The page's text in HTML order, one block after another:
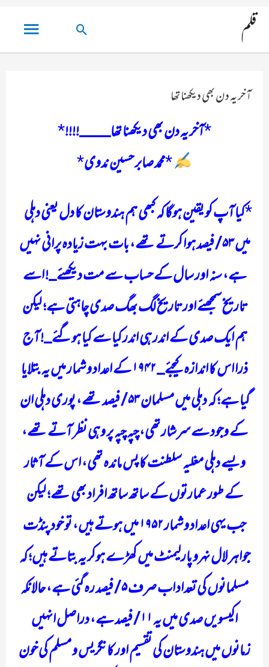
قلم
مین
مینو
تلاش
کریں۔
آخر یہ دن بھی دیکھنا تھا
*آخر یہ دن بھی دیکھنا تھا____!!!!*
*محمد صابر حسین ندوی*
کیا آپ کو یقین ہوگا کہ کبھی ہم ہندوستان کا دل یعنی دہلی
میں ۵۳/ فیصد ہوا کرتے تھے، بات بہت زیادہ پرانی نہیں
ہے، سنہ اور سال کے حساب سے مت دیکھئے_! اسے
تاریخ سمجھئے اور تاریخ لگ بھگ صدی چاہتی ہے؛ لیکن
ہم ایک صدی کے اندر ہی اندر کیا سے کیا ہوگئے_! آج
ذرا اس کا اندازہ کیجئے_ ۱۹۴۲ کے اعداد و شمار میں یہ بتلایا
گیا ہے؛ کہ دہلی میں مسلمان ۵۳/ فیصد تھے، پوری دہلی ان
کے وجود سے سرشار تھی، چپہ چپہ پر وہی نظر آتے تھے،
ویسے دہلی مغلیہ سلطنت کا پس ماندہ تھی، اس کے آثار
کے طور عمارتوں کے ساتھ ساتھ افراد بھی تھے؛ لیکن
جب یہی اعداد و شمار ۱۹۵۲ میں ہوتے ہیں، تو خود پنڈت
جواہر لال نہرو پارلیمنٹ میں کھڑے ہوکر یہ بتاتے ہیں؛ کہ
مسلمانوں کی تعداد اب صرف ۵/ فیصد رہ گئی ہے، حالانکہ
اکیسویں صدی میں یہ ۱۱/ فیصد ہے، دراصل انہیں
زمانوں میں ہندوستان کی تقسیم اور کانگریس و مسلم کی خون